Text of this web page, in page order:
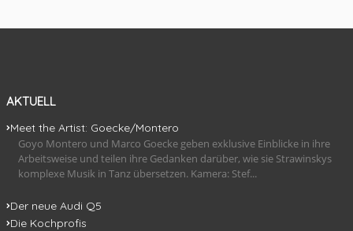
AKTUELL
Meet the Artist: Goecke/Montero
Goyo Montero und Marco Goecke geben exklusive Einblicke in ihre
Arbeitsweise und teilen ihre Gedanken darüber, wie sie Strawinskys
komplexe Musik in Tanz übersetzen. Kamera: Stef...
Der neue Audi Q5
Die Kochprofis